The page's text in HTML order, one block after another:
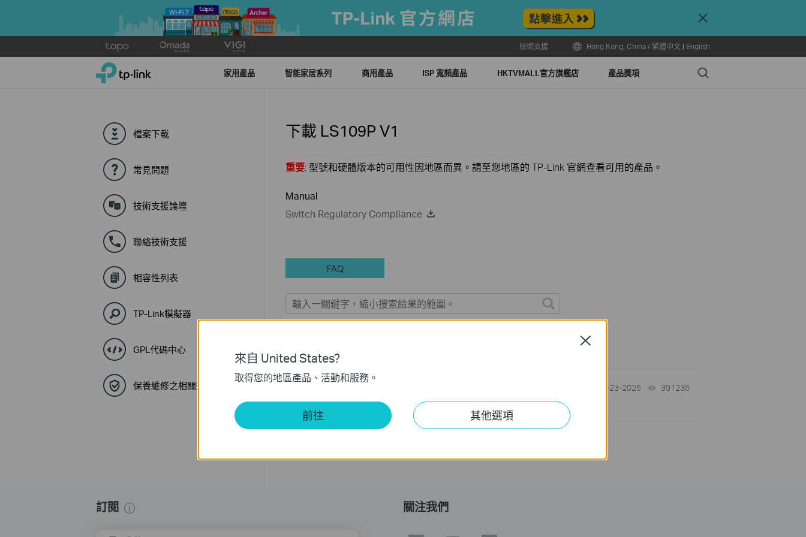
Close
to
技術支援 Hong Kong, China / 繁體中文 | English
TP-Link, Reliably Smart 家用產品 智能家居系列 商用產品 ISP 寬頻產品 HKTVMALL官方旗艦店 產品獎項 Search
檔案下載
常見問題
技術支援論壇
聯絡技術支援
相容性列表
TP-Link模擬器
GPL代碼中心
保養維修之相關規定與流程
下載 LS109P V1
重要: 型號和硬體版本的可用性因地區而異。請至您地區的 TP-Link 官網查看可用的產品。
Manual
Switch Regulatory Compliance
FAQ
常見問題
正常運作
09-23-2025 391235
訂閱 關注我們
來自 United States?
取得您的地區產品、活動和服務。
前往 其他選項
Close